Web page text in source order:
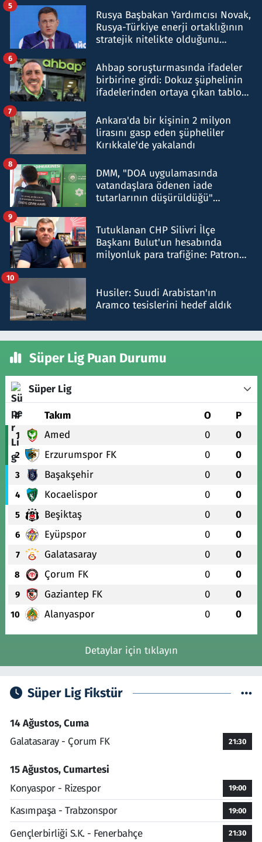
Rusya Başbakan Yardımcısı Novak,
Rusya-Türkiye enerji ortaklığının
stratejik nitelikte olduğunu
5
Ahbap soruşturmasında ifadeler
birbirine girdi: Dokuz şüphelinin
ifadelerinden ortaya çıkan tablo
6
Ankara'da bir kişinin 2 milyon
lirasını gasp eden şüpheliler
Kırıkkale'de yakalandı
7
DMM, "DOA uygulamasında
vatandaşlara ödenen iade
tutarlarının düşürüldüğü"
8
Tutuklanan CHP Silivri İlçe
Başkanı Bulut'un hesabında
milyonluk para trafiğine: Patron
9
Husiler: Suudi Arabistan'ın
Aramco tesislerini hedef aldık
10
Süper Lig Puan Durumu
Süper Lig
# Takım O P
1 Amed 0 0
2 Erzurumspor FK 0 0
3 Başakşehir 0 0
4 Kocaelispor 0 0
5 Beşiktaş 0 0
6 Eyüpspor 0 0
7 Galatasaray 0 0
8 Çorum FK 0 0
9 Gaziantep FK 0 0
10 Alanyaspor 0 0
Detaylar için tıklayın
Süper Lig Fikstür
14 Ağustos, Cuma
Galatasaray - Çorum FK
21:30
15 Ağustos, Cumartesi
Konyaspor - Rizespor
19:00
Kasımpaşa - Trabzonspor 19:00
Gençlerbirliği S.K. - Fenerbahçe 21:30